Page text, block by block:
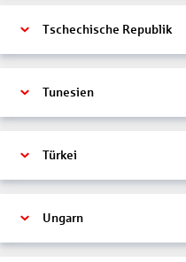
Tschechische Republik
Tunesien
Türkei
Ungarn